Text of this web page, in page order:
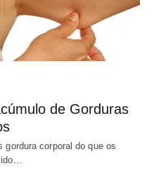
de Gorduras
corporal do que os